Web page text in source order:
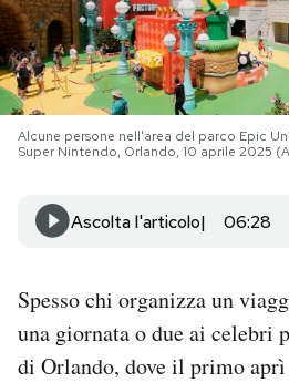
NEWSLETTER
I MIEI PREFERITI
CALENDARIO
AREA PERSONALE
Area Personale
Alcune persone nell'area del parco Epic
Super Nintendo, Orlando, 10 aprile 2025
Ascolta l'articolo 06:28
Spesso chi organizza un
una giornata o due ai celebri
di Orlando, dove il primo